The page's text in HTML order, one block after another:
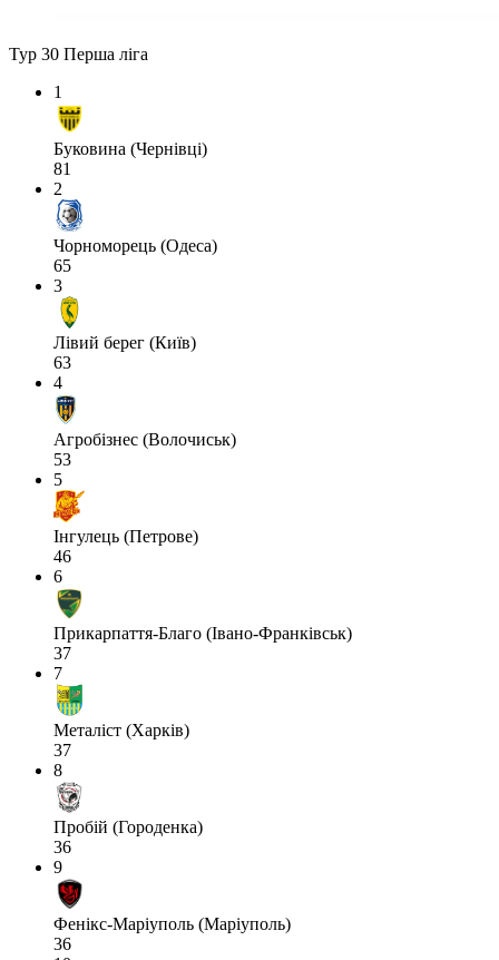
Тур 30 Перша ліга
1
Буковина (Чернівці)
81
2
Чорноморець (Одеса)
65
3
Лівий берег (Київ)
63
4
Агробізнес (Волочиськ)
53
5
Інгулець (Петрове)
46
6
Прикарпаття-Благо (Івано-Франківськ)
37
7
Металіст (Харків)
37
8
Пробій (Городенка)
36
9
Фенікс-Маріуполь (Маріуполь)
36